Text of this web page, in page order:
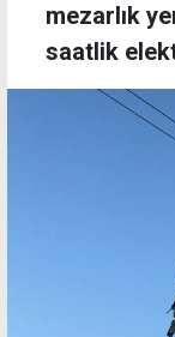
mezarlık
saatlik